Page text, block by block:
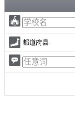
都道府县